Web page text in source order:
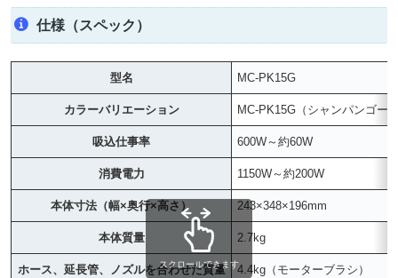
仕様（スペック）
型名 MC-PK15G
カラーバリエーション MC-PK15G（シャンパンゴー
吸込仕事率 600W～約60W
消費電力 1150W～約200W
本体寸法（幅×奥行×高さ） 243×348×196mm
本体質量 2.7kg
ホース、延長管、ノズルを合わせた質量 4.4kg（モーターブラシ）
スクロールできます